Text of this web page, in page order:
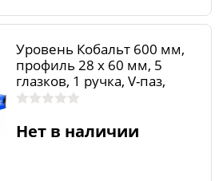
Уровень Кобальт 600 мм,
профиль 28 x 60 мм, 5
глазков, 1 ручка, V-паз,
точность 1,0 мм/м, для
Нет в наличии